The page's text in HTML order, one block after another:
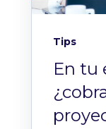
Tips
En tu